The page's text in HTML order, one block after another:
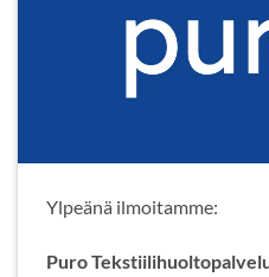
Ylpeänä ilmoitamme:
Puro